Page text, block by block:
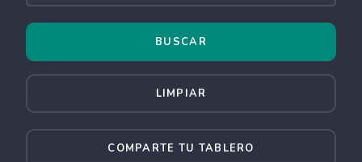
LIMPIAR
COMPARTE TU TABLERO